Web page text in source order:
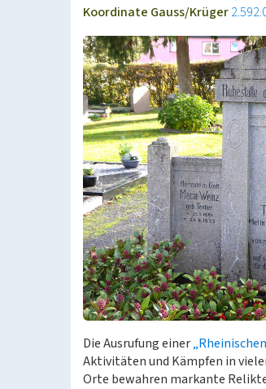
Koordinate Gauss/Krüger
Die Ausrufung einer
Aktivitäten und Kämpfen in
Orte bewahren markante